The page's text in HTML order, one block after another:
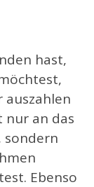
hast,
auszahlen
nur an das
sondern
Ebenso